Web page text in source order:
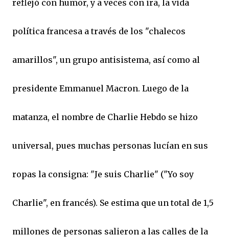
reflejó con humor, y a veces con ira, la vida
política francesa a través de los "chalecos
amarillos", un grupo antisistema, así como al
presidente Emmanuel Macron. Luego de la
matanza, el nombre de Charlie Hebdo se hizo
universal, pues muchas personas lucían en sus
ropas la consigna: "Je suis Charlie" ("Yo soy
Charlie", en francés). Se estima que un total de 1,5
millones de personas salieron a las calles de la